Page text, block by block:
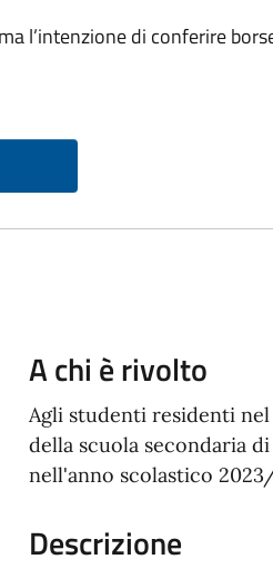
l’intenzione di conferire
A chi è rivolto
Agli studenti residenti nel
della scuola secondaria
nell'anno scolastico
Descrizione